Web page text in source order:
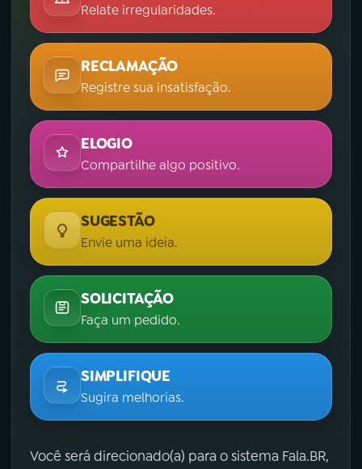
Relate irregularidades.
RECLAMAÇÃO
Registre sua insatisfação.
ELOGIO
Compartilhe algo positivo.
SUGESTÃO
Envie uma ideia.
SOLICITAÇÃO
Faça um pedido.
SIMPLIFIQUE
Sugira melhorias.
Você será direcionado(a) para o sistema Fala.BR,